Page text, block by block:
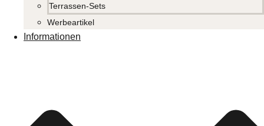
Terrassen-Sets
Werbeartikel
Informationen